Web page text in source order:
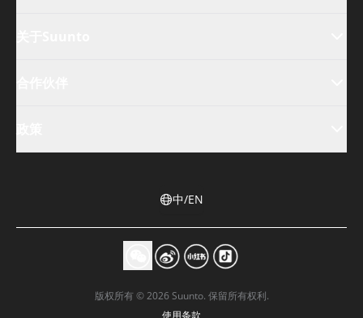
中/EN
版权所有 © 2026 Suunto. 保留所有权利.
使用条款